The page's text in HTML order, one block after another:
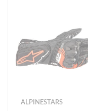
ALPINESTARS